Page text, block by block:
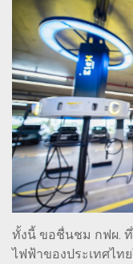
ทั้งนี้ ขอชื่นชม กฟผ.
ไฟฟ้าของประเทศไท